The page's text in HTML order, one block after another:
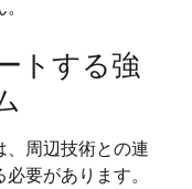
トする強
、周辺技術との連
要があります。